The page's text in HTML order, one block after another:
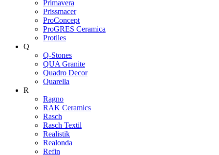
Primavera
Prissmacer
ProConcept
ProGRES Ceramica
Protiles
Q
Q-Stones
QUA Granite
Quadro Decor
Quarella
R
Ragno
RAK Ceramics
Rasch
Rasch Textil
Realistik
Realonda
Refin